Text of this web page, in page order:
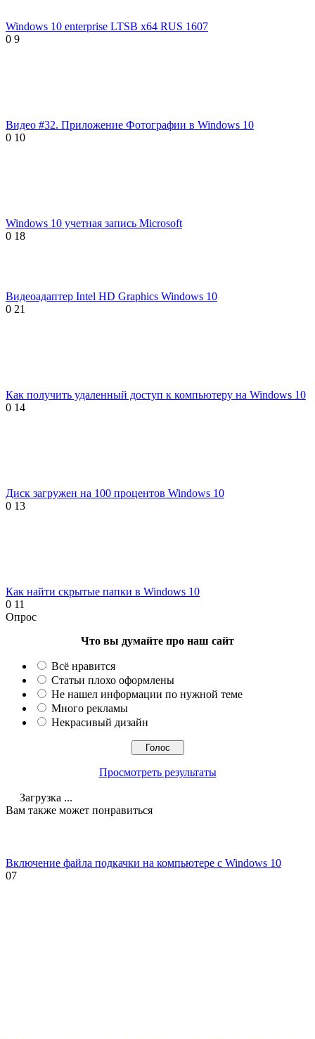
Windows 10 enterprise LTSB x64 RUS 1607
0 9
Видео #32. Приложение Фотографии в Windows 10
0 10
Windows 10 учетная запись Microsoft
0 18
Видеоадаптер Intel HD Graphics Windows 10
0 21
Как получить удаленный доступ к компьютеру на Windows 10
0 14
Диск загружен на 100 процентов Windows 10
0 13
Как найти скрытые папки в Windows 10
0 11
Опрос
Что вы думайте про наш сайт
Всё нравится
Статьи плохо оформлены
Не нашел информации по нужной теме
Много рекламы
Некрасивый дизайн
Просмотреть результаты
Загрузка ...
Вам также может понравиться
Включение файла подкачки на компьютере с Windows 10
07